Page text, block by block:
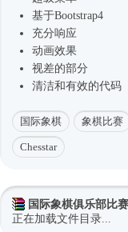
基于Bootstrap4
充分响应
动画效果
视差的部分
清洁和有效的代码
国际象棋 象棋比赛
Chesstar
国际象棋俱乐部比
正在加载文件目录...